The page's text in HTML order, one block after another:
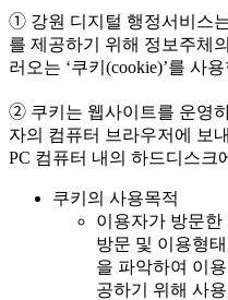
➀ 강원 디지털 행정서비스
를 제공하기 위해 정보주체
러오는 ‘쿠키(cookie)’를 사
➁ 쿠키는 웹사이트를 운영
자의 컴퓨터 브라우저에 보
PC 컴퓨터 내의 하드디스크
쿠키의 사용목적
이용자가 방문
방문 및 이용형
을 파악하여 이
공하기 위해 사